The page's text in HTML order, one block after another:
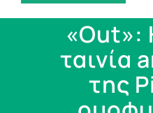
«Out»:
ταινία
της